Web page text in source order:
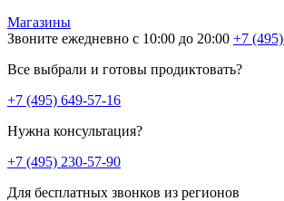
Магазины
Звоните ежедневно с 10:00 до 20:00 +7
Все выбрали и готовы продиктовать?
+7 (495) 649-57-16
Нужна консультация?
+7 (495) 230-57-90
Для бесплатных звонков из регионов